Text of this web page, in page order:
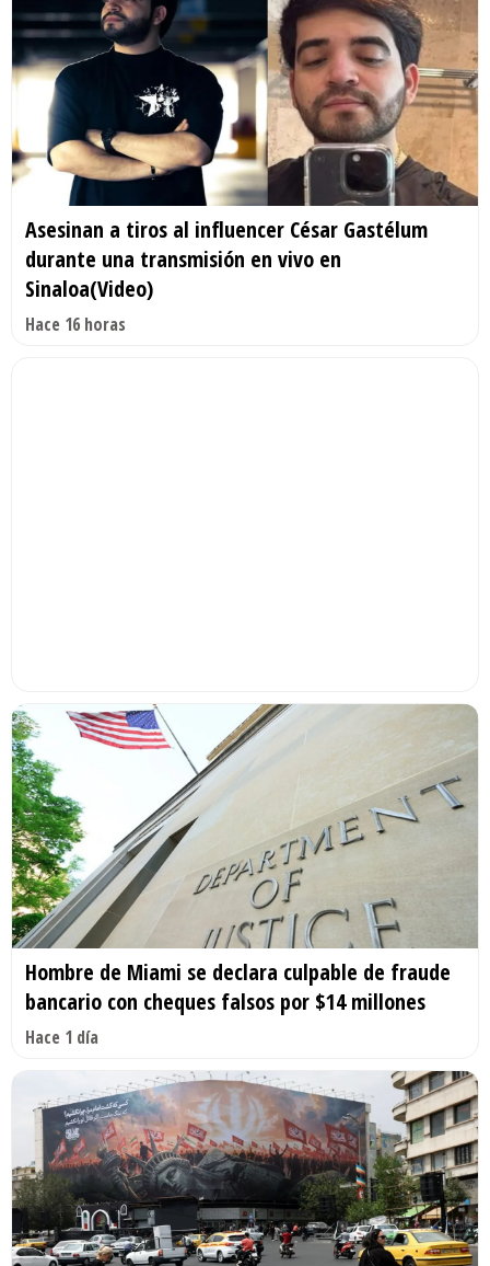
Asesinan a tiros al influencer César Gastélum
durante una transmisión en vivo en
Sinaloa(Video)
Hace 16 horas
Hombre de Miami se declara culpable de fraude
bancario con cheques falsos por $14 millones
Hace 1 día